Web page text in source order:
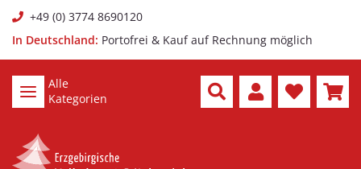
+49 (0) 3774 8690120
In Deutschland: Portofrei & Kauf auf Rechnung möglich
Alle
Kategorien